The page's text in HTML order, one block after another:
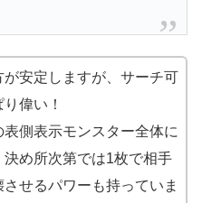
が安定しますが、サーチ可
偉い！
側表示モンスター全体に
め所次第では1枚で相手
せるパワーも持っていま